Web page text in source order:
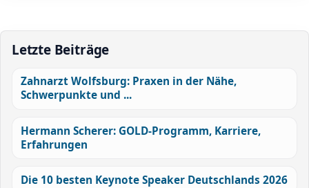
Letzte Beiträge
Zahnarzt Wolfsburg: Praxen in der Nähe,
Schwerpunkte und ...
Hermann Scherer: GOLD-Programm, Karriere,
Erfahrungen
Die 10 besten Keynote Speaker Deutschlands 2026